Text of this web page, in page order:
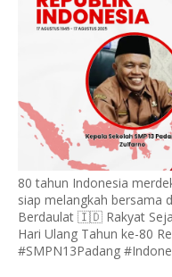
80 tahun Indonesia
siap melangkah bersama
Berdaulat 🇮🇩 Rakyat
Hari Ulang Tahun ke-80
#SMPN13Padang